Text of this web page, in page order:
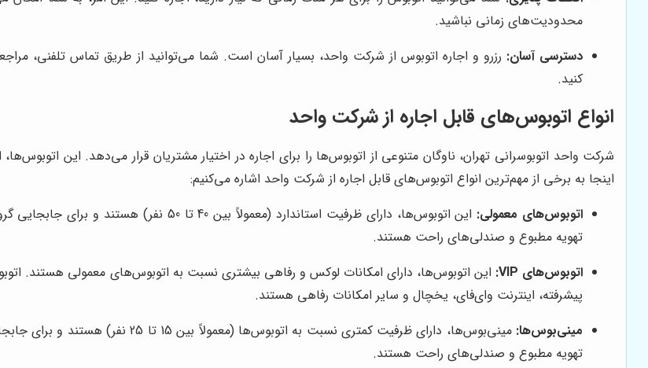
محدودیت‌های زمانی نباشید.
دسترسی آسان: رزرو و اجاره اتوبوس از شرکت واحد، بسیار آسان است. شما می‌توانید از طریق تماس تلفنی،
کنید.
انواع اتوبوس‌های قابل اجاره از شرکت واحد
شرکت واحد اتوبوسرانی تهران، ناوگان متنوعی از اتوبوس‌ها را برای اجاره در اختیار مشتریان قرار می‌دهد. این
اینجا به برخی از مهم‌ترین انواع اتوبوس‌های قابل اجاره از شرکت واحد اشاره می‌کنیم:
اتوبوس‌های معمولی:
این اتوبوس‌ها، دارای ظرفیت استاندارد
تهویه مطبوع و صندلی‌های راحت هستند.
اتوبوس‌های VIP:
پیشرفته، اینترنت وای‌فای، یخچال و سایر امکانات رفاهی هستند.
مینی‌بوس‌ها:
مینی‌بوس‌ها، دارای ظرفیت کمتری نسبت
تهویه مطبوع و صندلی‌های راحت هستند.